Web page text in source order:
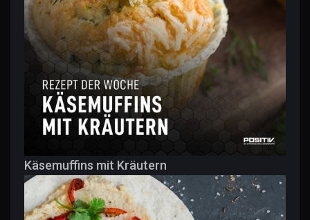
Käsemuffins mit Kräutern